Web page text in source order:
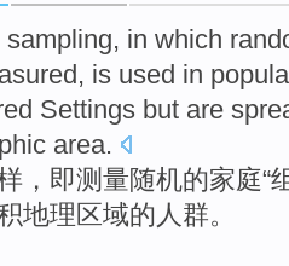
sampling, in which
, is used in
Settings but are
area.
， 即测量随机的家庭“
地理 区域的 人群。